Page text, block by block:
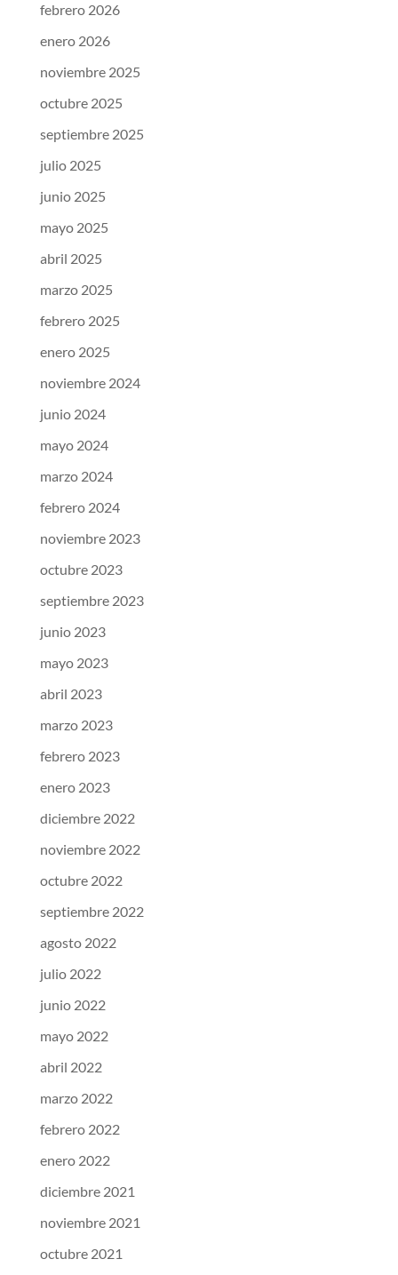
febrero 2026
enero 2026
noviembre 2025
octubre 2025
septiembre 2025
julio 2025
junio 2025
mayo 2025
abril 2025
marzo 2025
febrero 2025
enero 2025
noviembre 2024
junio 2024
mayo 2024
marzo 2024
febrero 2024
noviembre 2023
octubre 2023
septiembre 2023
junio 2023
mayo 2023
abril 2023
marzo 2023
febrero 2023
enero 2023
diciembre 2022
noviembre 2022
octubre 2022
septiembre 2022
agosto 2022
julio 2022
junio 2022
mayo 2022
abril 2022
marzo 2022
febrero 2022
enero 2022
diciembre 2021
noviembre 2021
octubre 2021